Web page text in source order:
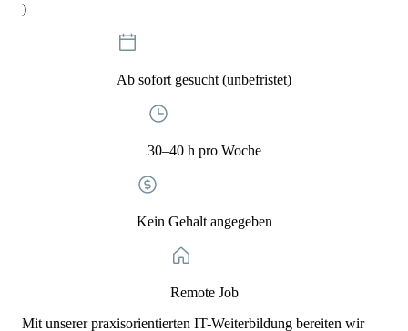
)
Ab sofort gesucht (unbefristet)
30–40 h pro Woche
Kein Gehalt angegeben
Remote Job
Mit unserer praxisorientierten IT-Weiterbildung bereiten wir